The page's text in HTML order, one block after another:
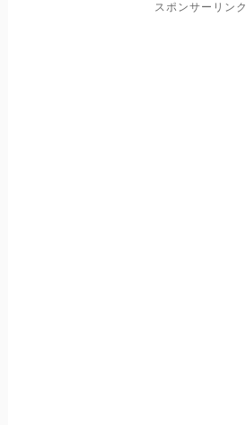
スポンサーリンク